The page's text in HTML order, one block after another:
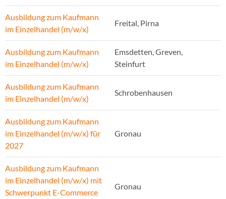
Ausbildung zum Kaufmann
im Einzelhandel (m/w/x)
Freital, Pirna
Ausbildung zum Kaufmann
im Einzelhandel (m/w/x)
Emsdetten, Greven,
Steinfurt
Ausbildung zum Kaufmann
im Einzelhandel (m/w/x)
Schrobenhausen
Ausbildung zum Kaufmann
im Einzelhandel (m/w/x) für
2027
Gronau
Ausbildung zum Kaufmann
im Einzelhandel (m/w/x) mit
Schwerpunkt E-Commerce
Gronau